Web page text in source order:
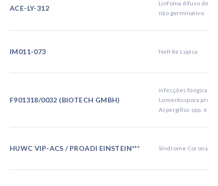
ACE-LY-312
Linfoma difuso de
não germinativo
IM011-073 Nefrite Lúpica
F901318/0032 (BIOTECH GMBH)
infecções fúngicas
Lomentospora
Aspergillus spp. e
HUWC VIP-ACS / PROADI EINSTEIN*** Síndrome